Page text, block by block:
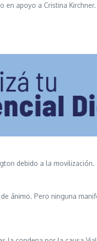
apoyo a Cristina
debido a la
ánimo. Pero ninguna